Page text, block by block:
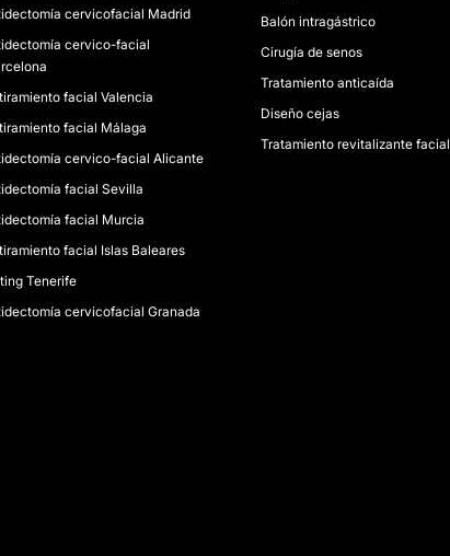
cervicofacial Madrid
cervico-facial
facial Valencia
facial Málaga
cervico-facial Alicante
facial Sevilla
facial Murcia
facial Islas Baleares
Tenerife
cervicofacial Granada
Balón intragástrico
Cirugía de senos
Tratamiento anticaída
Diseño cejas
Tratamiento revitalizante facial